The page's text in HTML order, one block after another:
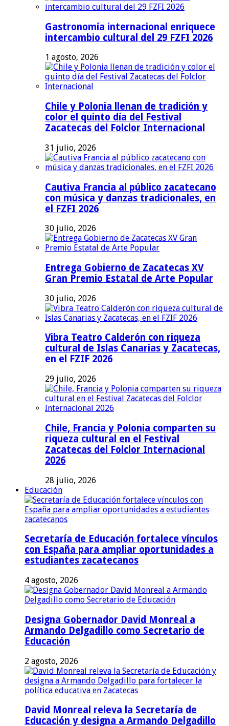
Gastronomía internacional enriquece
intercambio cultural del 29 FZFI 2026
1 agosto, 2026
Chile y Polonia llenan de tradición y
color el quinto día del Festival
Zacatecas del Folclor Internacional
31 julio, 2026
Cautiva Francia al público zacatecano
con música y danzas tradicionales, en
el FZFI 2026
30 julio, 2026
Entrega Gobierno de Zacatecas XV
Gran Premio Estatal de Arte Popular
30 julio, 2026
Vibra Teatro Calderón con riqueza
cultural de Islas Canarias y Zacatecas,
en el FZIF 2026
29 julio, 2026
Chile, Francia y Polonia comparten su
riqueza cultural en el Festival
Zacatecas del Folclor Internacional
2026
28 julio, 2026
Educación
Secretaría de Educación fortalece vínculos
con España para ampliar oportunidades a
estudiantes zacatecanos
4 agosto, 2026
Designa Gobernador David Monreal a
Armando Delgadillo como Secretario de
Educación
2 agosto, 2026
David Monreal releva la Secretaría de
Educación y designa a Armando Delgadillo